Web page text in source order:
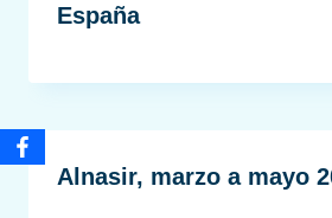
España
Alnasir, marzo a mayo